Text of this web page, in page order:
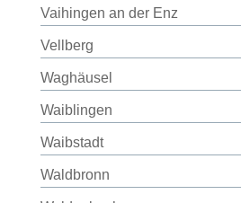
Vaihingen an der Enz
Vellberg
Waghäusel
Waiblingen
Waibstadt
Waldbronn